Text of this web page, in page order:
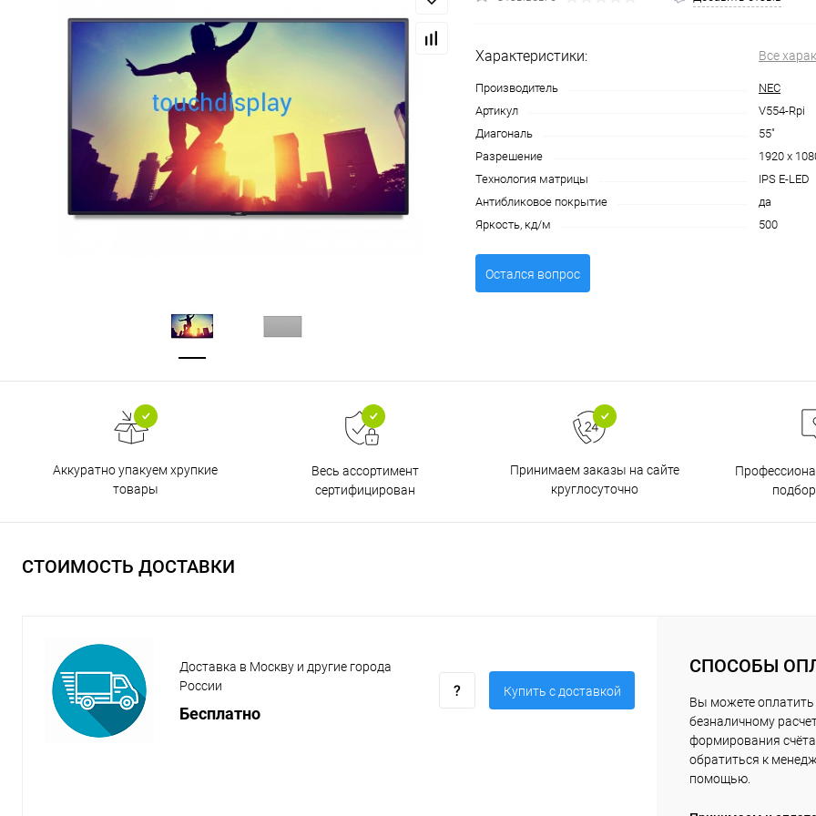
Характеристики: Все
Производитель
NEC
Артикул
V554-Rpi
Диагональ
55"
Разрешение
1920 x
Технология матрицы
IPS E-LED
Антибликовое покрытие
да
Яркость, кд/м
500
Остался вопрос
Аккуратно упакуем хрупкие
товары
Весь ассортимент
сертифицирован
Принимаем заказы на сайте
круглосуточно
СТОИМОСТЬ ДОСТАВКИ
Доставка в Москву и другие города
России
Бесплатно
Купить c доставкой
СПОСОБЫ
Вы можете оплатить
безналичному
формирования
обратиться к
помощью.